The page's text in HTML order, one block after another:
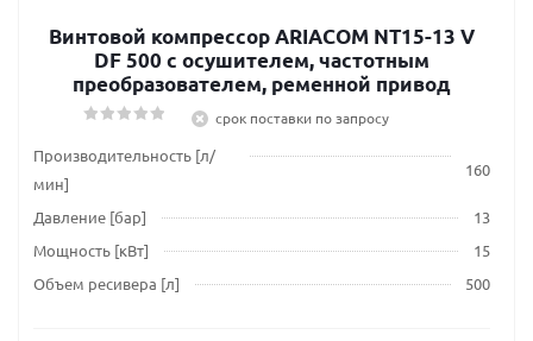
Винтовой компрессор ARIACOM NT15-13 V
DF 500 с осушителем, частотным
преобразователем, ременной привод
срок поставки по запросу
Производительность [л/
мин]
160
Давление [бар]
13
Мощность [кВт]
15
Объем ресивера [л]
500